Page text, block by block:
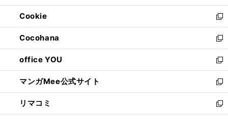
開
く
ウ
で
開
く
ン
ド
ウ
で
開
く
ウ
ィ
ン
ド
ウ
で
開
く
Cookie
新
し
い
ウ
ィ
ン
ド
ウ
で
開
Cocohana
新
し
い
ウ
ィ
ン
ド
ウ
office YOU
新
し
い
ウ
ィ
ン
マンガMee公式サイト
新
し
い
ウ
リマコミ
新
し